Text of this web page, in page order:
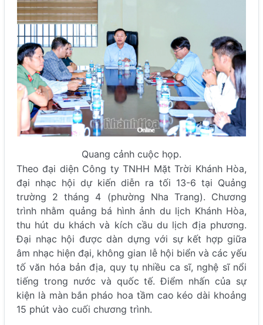
Quang cảnh cuộc họp.
Theo đại diện Công ty TNHH Mặt Trời Khánh Hòa,
đại nhạc hội dự kiến diễn ra tối 13-6 tại Quảng
trường 2 tháng 4 (phường Nha Trang). Chương
trình nhằm quảng bá hình ảnh du lịch Khánh Hòa,
thu hút du khách và kích cầu du lịch địa phương.
Đại nhạc hội được dàn dựng với sự kết hợp giữa
âm nhạc hiện đại, không gian lễ hội biển và các yếu
tố văn hóa bản địa, quy tụ nhiều ca sĩ, nghệ sĩ nổi
tiếng trong nước và quốc tế. Điểm nhấn của sự
kiện là màn bắn pháo hoa tầm cao kéo dài khoảng
15 phút vào cuối chương trình.